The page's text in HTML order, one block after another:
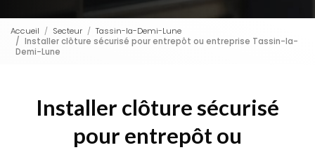
Accueil Secteur
Tassin-la-Demi-Lune
Installer clôture sécurisé pour entrepôt ou entreprise Tassin-la-
Demi-Lune
Installer clôture sécurisé
pour entrepôt ou